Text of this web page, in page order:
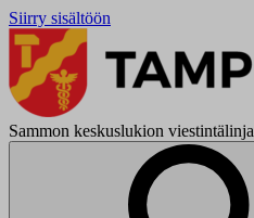
Siirry sisältöön
Sammon keskuslukion viestintälinja